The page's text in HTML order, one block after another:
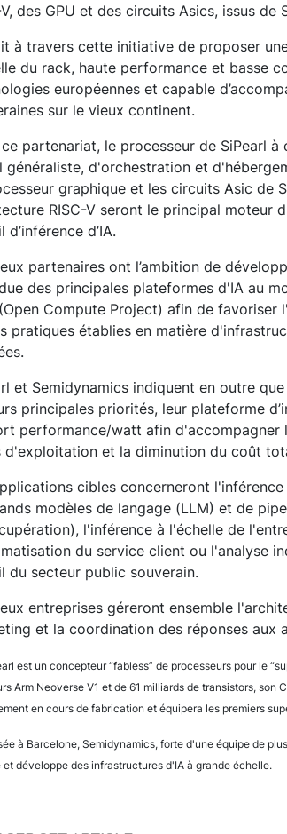
V, des GPU et des circuits Asics, issus de
à travers cette initiative de proposer
du rack, haute performance et basse
européennes et capable
sur le vieux continent.
ce partenariat, le processeur de SiPearl
généraliste, d'orchestration et
graphique et les circuits Asic de
RISC-V seront le principal moteur
d’inférence d’IA.
partenaires ont l’ambition de
des principales plateformes d'IA au
Compute Project) afin de
pratiques établies en matière
et Semidynamics indiquent en outre
principales priorités, leur plateforme
performance/watt afin d'accompagner
d'exploitation et la diminution du coût
cibles concerneront
modèles de langage (LLM) et de
l'inférence à l'échelle de
du service client ou l'analyse
du secteur public souverain.
entreprises géreront ensemble
et la coordination des réponses aux
est un concepteur “fabless” de processeurs pour le
Arm Neoverse V1 et de 61 milliards de transistors, son
en cours de fabrication et équipera les premiers
à Barcelone, Semidynamics, forte d'une équipe de
développe des infrastructures d'IA à grande échelle.